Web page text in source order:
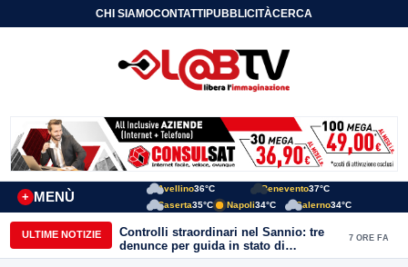
CHI SIAMOCONTATTIPUBBLICITÀCERCA
MENÙ
+
Avellino36°C Benevento37°C
Caserta35°C Napoli34°C Salerno34°C
ULTIME NOTIZIE
Controlli straordinari nel Sannio: tre
denunce per guida in stato di
ebbrezza, un arresto e 1.500 kg di
7 ORE FA